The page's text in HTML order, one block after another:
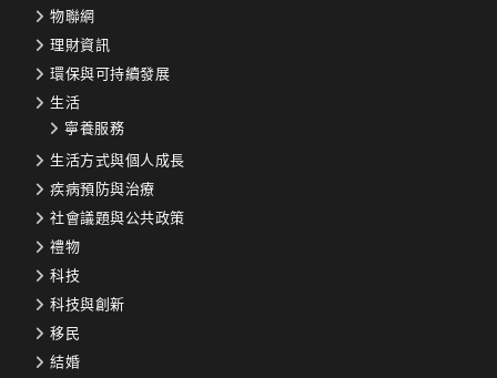
物聯網
理財資訊
環保與可持續發展
生活
寧養服務
生活方式與個人成長
疾病預防與治療
社會議題與公共政策
禮物
科技
科技與創新
移民
結婚